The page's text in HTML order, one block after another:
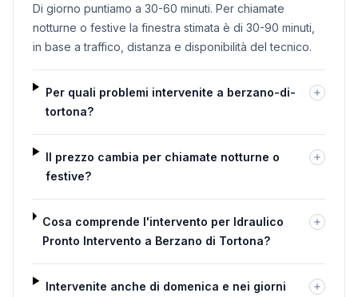
Di giorno puntiamo a 30-60 minuti. Per chiamate
notturne o festive la finestra stimata è di 30-90 minuti,
in base a traffico, distanza e disponibilità del tecnico.
Per quali problemi intervenite a berzano-di-
tortona?
Il prezzo cambia per chiamate notturne o
festive?
Cosa comprende l'intervento per Idraulico
Pronto Intervento a Berzano di Tortona?
Intervenite anche di domenica e nei giorni